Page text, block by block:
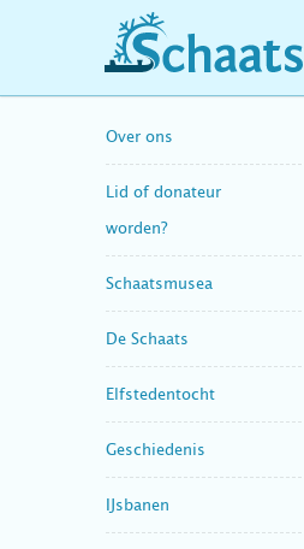
schaatshistorie.nl
Over ons
Lid of donateur
worden?
Schaatsmusea
De Schaats
Elfstedentocht
Geschiedenis
IJsbanen